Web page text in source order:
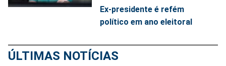
Ex-presidente é refém
político em ano eleitoral
ÚLTIMAS NOTÍCIAS